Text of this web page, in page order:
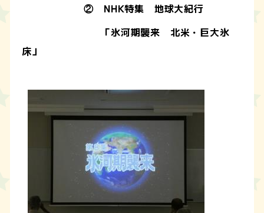
② NHK特集 地球大紀行
「氷河期襲来 北米・巨大氷
床」